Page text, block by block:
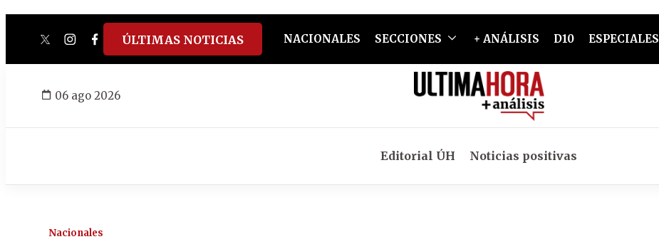
twitterinstagram
facebook
tiktokyoutube
spotify
ÚLTIMAS NOTICIAS NACIONALES SECCIONES + ANÁLISIS D10 ESPECIALES
06 ago 2026
Editorial ÚH Noticias positivas
Nacionales